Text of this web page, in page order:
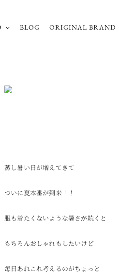
BLOG ORIGINAL BRAND
蒸し暑い日が増えてきて
ついに夏本番が到来！！
服も着たくないような暑さが続くと
もちろんおしゃれもしたいけど
毎日あれこれ考えるのがちょっと